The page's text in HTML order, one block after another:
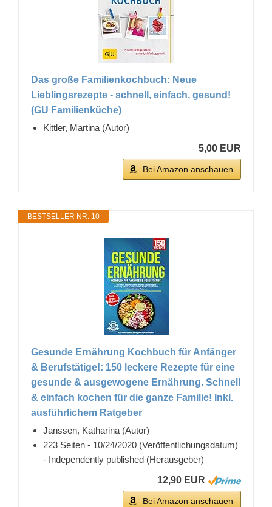
Das große Familienkochbuch: Neue
Lieblingsrezepte - schnell, einfach, gesund!
(GU Familienküche)
Kittler, Martina (Autor)
5,00 EUR
Bei Amazon anschauen
BESTSELLER NR. 10
Gesunde Ernährung Kochbuch für Anfänger
& Berufstätige!: 150 leckere Rezepte für eine
gesunde & ausgewogene Ernährung. Schnell
& einfach kochen für die ganze Familie! Inkl.
ausführlichem Ratgeber
Janssen, Katharina (Autor)
223 Seiten - 10/24/2020 (Veröffentlichungsdatum)
- Independently published (Herausgeber)
12,90 EUR
Bei Amazon anschauen